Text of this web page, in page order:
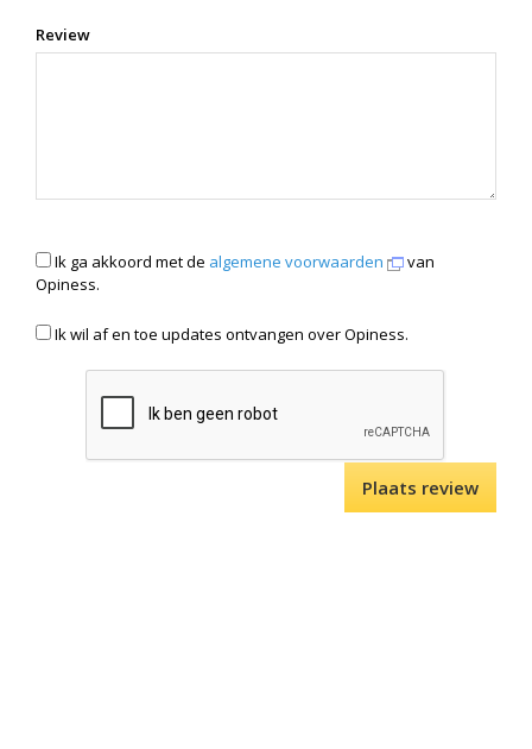
Review
Ik ga akkoord met de algemene voorwaarden
van
Opiness.
Ik wil af en toe updates ontvangen over Opiness.